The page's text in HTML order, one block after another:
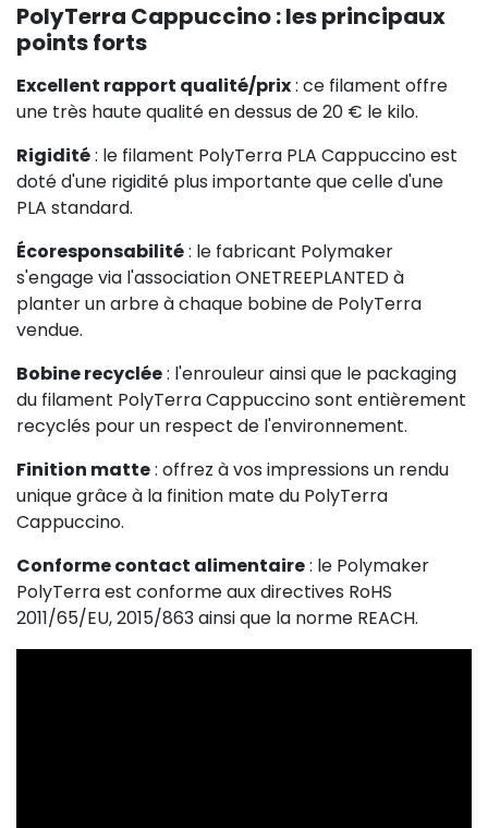
PolyTerra Cappuccino : les principaux
points forts
Excellent rapport qualité/prix: ce filament offre
une très haute qualité en dessus de 20 € le kilo.
Rigidité: le filament PolyTerra PLA Cappuccino est
doté d'une rigidité plus importante que celle d'une
PLA standard.
Écoresponsabilité: le fabricant Polymaker
s'engage via l'association ONETREEPLANTED à
planter un arbre à chaque bobine de PolyTerra
vendue.
Bobine recyclée: l'enrouleur ainsi que le packaging
du filament PolyTerra Cappuccino sont entièrement
recyclés pour un respect de l'environnement.
Finition matte: offrez à vos impressions un rendu
unique grâce à la finition mate du PolyTerra
Cappuccino.
Conforme contact alimentaire: le Polymaker
PolyTerra est conforme aux directives RoHS
2011/65/EU, 2015/863 ainsi que la norme REACH.